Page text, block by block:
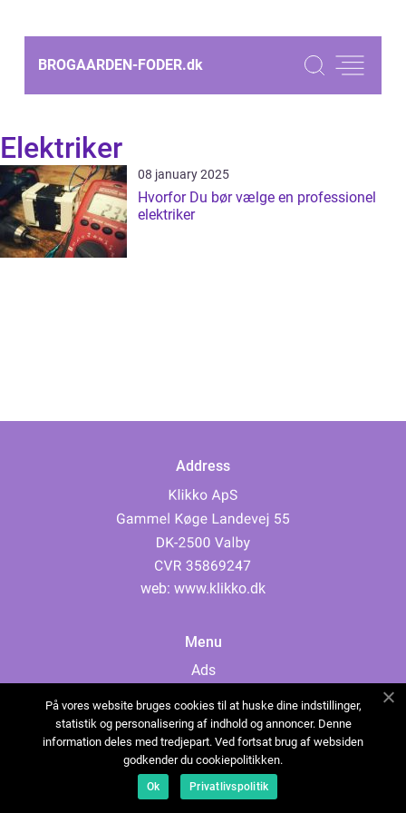
BROGAARDEN-FODER.dk
Elektriker
08 january 2025
Hvorfor Du bør vælge en professionel
elektriker
Address
web: www.klikko.dk
Menu
Ads
Cookies
Contact
Sitemap
På vores website bruges cookies til at huske dine indstillinger,
statistik og personalisering af indhold og annoncer. Denne
information deles med tredjepart. Ved fortsat brug af websiden
godkender du cookiepolitikken.
Ok Privatlivspolitik